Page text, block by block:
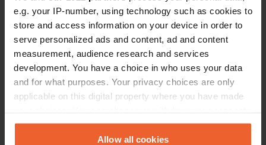
e.g. your IP-number, using technology such as cookies to
store and access information on your device in order to
serve personalized ads and content, ad and content
measurement, audience research and services
development. You have a choice in who uses your data
and for what purposes. Your privacy choices are only
applicable on this digital property where you have made
any time from the Cookie Declaration or by clicking on
the Privacy trigger icon.Allow all cookies
56° 55' 38" N 7° 32' 9" W
56.92727 -7.53597
Code du site
77868
Passer àPRO+ PRO+